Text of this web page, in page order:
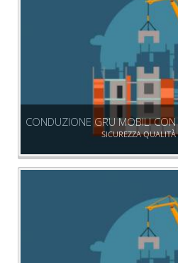
CONDUZIONE GRU MOBILI CON
SICUREZZA